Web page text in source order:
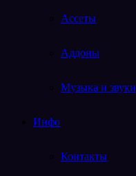
Ассеты
Аддоны
Музыка и звуки
Инфо
Контакты